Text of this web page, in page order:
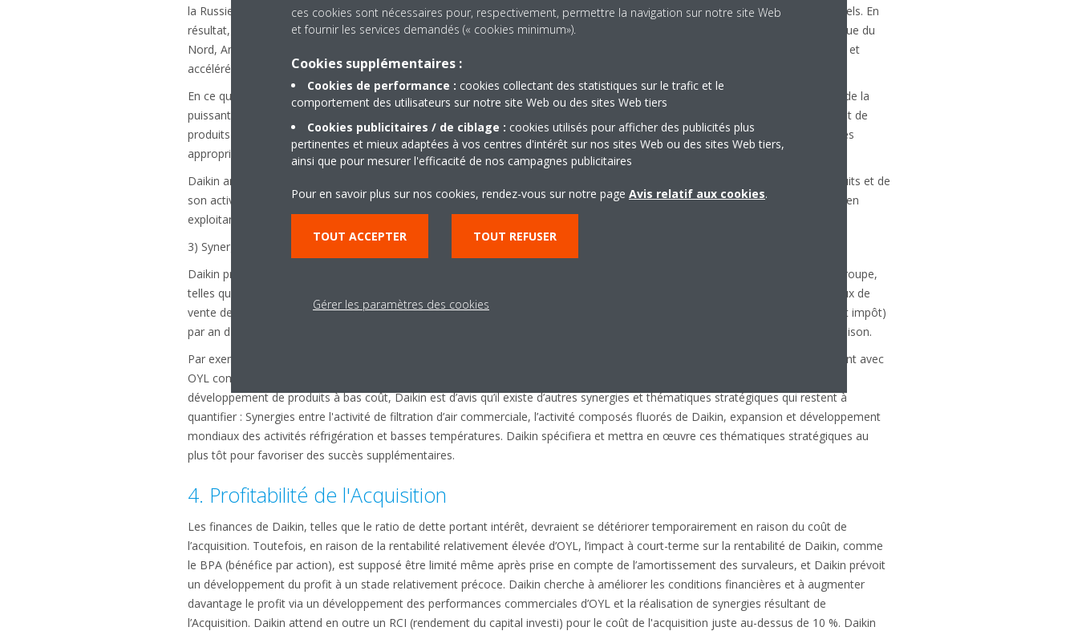
la Russie et le Brésil, sera accélérée avec une nouvelle gamme complète de produits de climatisation commerciaux et résidentiels. En
résultat, Daikin, qui vise à étendre ses activités dans les « huit » régions du monde (Japon, Europe, Asie/Océanie, Chine, Amérique du
Nord, Amérique latine, Inde, Moyen-Orient/Afrique), cherchera à réaliser d’importantes synergies et une mise en œuvre réussie et
accélérée de sa stratégie commerciale.
En ce qui concerne OYL, Daikin anticipe que la mise à profit de la technologie avancée, des produits hautement développés et de la
puissante force de vente de Daikin permettra à OYL de s’améliorer dans des domaines tels que les capacités de développement de
produits à moyen et long terme, notamment de produits haute performance/à haute valeur ajoutée, et de trouver des réponses
appropriées aux problèmes environnementaux tels que les économies d’énergie et les réglementations sur les réfrigérants.
Daikin ambitionne de se positionner comme un leader mondial via une accélération du développement technologique/de produits et de
son activité solutions/service en réponse aux tendances actuelles, et une expansion de sa présence sur les nouveaux marchés en
exploitant pleinement les technologies différenciées et le savoir-faire des deux parties.
3) Synergies résultant de l'Acquisition
Daikin prévoit que l'Acquisition résultera en des avancées décisives lors de la mise en œuvre des stratégies commerciales du groupe,
telles que la consolidation des bases de production/commerciales, des achats conjoints/centralisés et une utilisation des canaux de
vente des deux parties. À ce point, ces synergies quantifiables devraient générer environ 10-15 milliards de yens (bénéfice avant impôt)
par an d'ici l'exercice financier 2009. Daikin travaille de surcroît à la création de synergies encore plus fortes avec cette combinaison.
Par exemple, en plus de l'expansion des activités et du développement sur le marché de l'Amérique du Nord mentionnés ci-avant avec
OYL comme base, sur le marché mondial des systèmes de production d’eau glacée et sur les marchés émergents avec le
développement de produits à bas coût, Daikin est d’avis qu’il existe d’autres synergies et thématiques stratégiques qui restent à
quantifier : Synergies entre l'activité de filtration d’air commerciale, l’activité composés fluorés de Daikin, expansion et développement
mondiaux des activités réfrigération et basses températures. Daikin spécifiera et mettra en œuvre ces thématiques stratégiques au
plus tôt pour favoriser des succès supplémentaires.
4. Profitabilité de l'Acquisition
Les finances de Daikin, telles que le ratio de dette portant intérêt, devraient se détériorer temporairement en raison du coût de
l’acquisition. Toutefois, en raison de la rentabilité relativement élevée d’OYL, l’impact à court-terme sur la rentabilité de Daikin, comme
le BPA (bénéfice par action), est supposé être limité même après prise en compte de l’amortissement des survaleurs, et Daikin prévoit
un développement du profit à un stade relativement précoce. Daikin cherche à améliorer les conditions financières et à augmenter
davantage le profit via un développement des performances commerciales d’OYL et la réalisation de synergies résultant de
l’Acquisition. Daikin attend en outre un RCI (rendement du capital investi) pour le coût de l'acquisition juste au-dessus de 10 %. Daikin
ces cookies sont nécessaires pour, respectivement, permettre la navigation sur notre site Web
et fournir les services demandés (« cookies minimum»).
Cookies supplémentaires :
Cookies de performance : cookies collectant des statistiques sur le trafic et le
comportement des utilisateurs sur notre site Web ou des sites Web tiers
Cookies publicitaires / de ciblage : cookies utilisés pour afficher des publicités plus
pertinentes et mieux adaptées à vos centres d'intérêt sur nos sites Web ou des sites Web tiers,
ainsi que pour mesurer l'efficacité de nos campagnes publicitaires
Pour en savoir plus sur nos cookies, rendez-vous sur notre page Avis relatif aux cookies.
TOUT ACCEPTER TOUT REFUSER
Gérer les paramètres des cookies